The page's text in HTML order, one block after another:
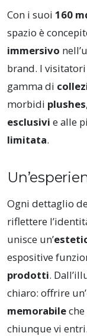
Con i suoi 160
spazio è
immersivo
brand. I
gamma di
morbidi plushes
esclusivi e alle
limitata.
Ogni dettaglio
riflettere
unisce un’
espositive
prodotti.
chiaro: offrire un’
memorabile
chiunque vi entri.